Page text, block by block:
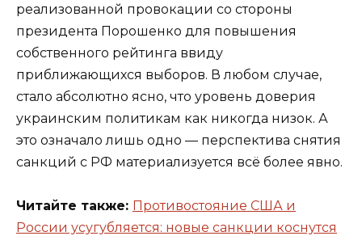
реализованной провокации со стороны
президента Порошенко для повышения
собственного рейтинга ввиду
приближающихся выборов. В любом случае,
стало абсолютно ясно, что уровень доверия
украинским политикам как никогда низок. А
это означало лишь одно — перспектива снятия
санкций с РФ материализуется всё более явно.
Читайте также: Противостояние США и
России усугубляется: новые санкции коснутся